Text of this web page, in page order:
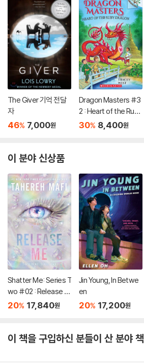
The Giver 기억 전달
자
46% 7,000원
Dragon Masters #3
2 : Heart of the Ruby
Dragon (A Branches
30% 8,400원
이 분야 신상품
Shatter Me: Series T
wo #02 : Release M
e
20% 17,840원
Jin Young, In Betwe
en
20% 17,200원
이 책을 구입하신 분들이 산 분야 책